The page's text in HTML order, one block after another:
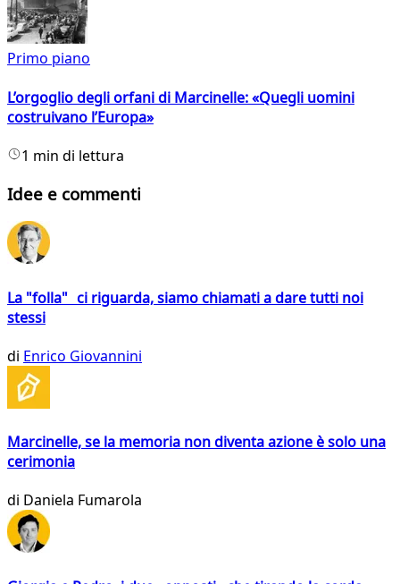
Primo piano
L’orgoglio degli orfani di Marcinelle: «Quegli uomini
costruivano l’Europa»
1 min di lettura
Idee e commenti
La "folla" ci riguarda, siamo chiamati a dare tutti noi
stessi
di Enrico Giovannini
Marcinelle, se la memoria non diventa azione è solo una
cerimonia
di Daniela Fumarola